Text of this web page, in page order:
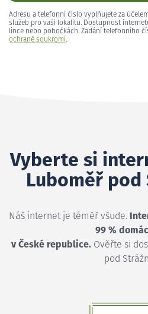
Adresu a telefonní číslo vyplňujete za
služeb pro vaši lokalitu. Dostupnost
lince nebo pobočkách. Zadání telefonního
ochraně soukromí.
Vyberte si
Luboměř pod
Náš internet je téměř všude.
99 %
v České republice.Ověřte si
pod